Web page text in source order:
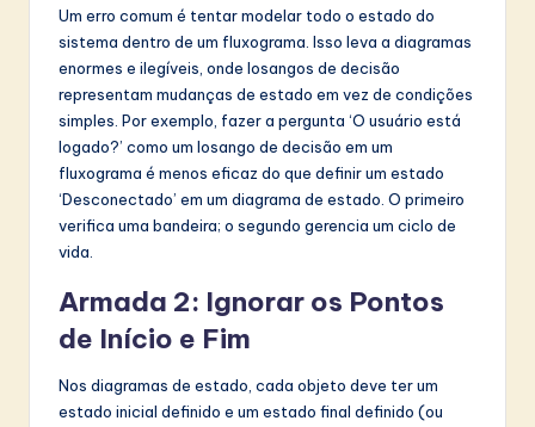
Um erro comum é tentar modelar todo o estado do
sistema dentro de um fluxograma. Isso leva a diagramas
enormes e ilegíveis, onde losangos de decisão
representam mudanças de estado em vez de condições
simples. Por exemplo, fazer a pergunta ‘O usuário está
logado?’ como um losango de decisão em um
fluxograma é menos eficaz do que definir um estado
‘Desconectado’ em um diagrama de estado. O primeiro
verifica uma bandeira; o segundo gerencia um ciclo de
vida.
Armada 2: Ignorar os Pontos
de Início e Fim
Nos diagramas de estado, cada objeto deve ter um
estado inicial definido e um estado final definido (ou